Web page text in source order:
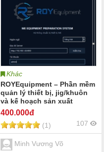
Khác
ROYEquipment – Phần mềm
quản lý thiết bị, jig/khuôn
và kế hoạch sản xuất
400.000đ
(1) 107
Minh Vương Võ